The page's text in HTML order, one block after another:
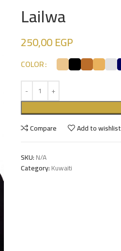
Lailwa
250,00EGP
COLOR
Compare
Add to wishlist
SKU:N/A
Category:Kuwaiti